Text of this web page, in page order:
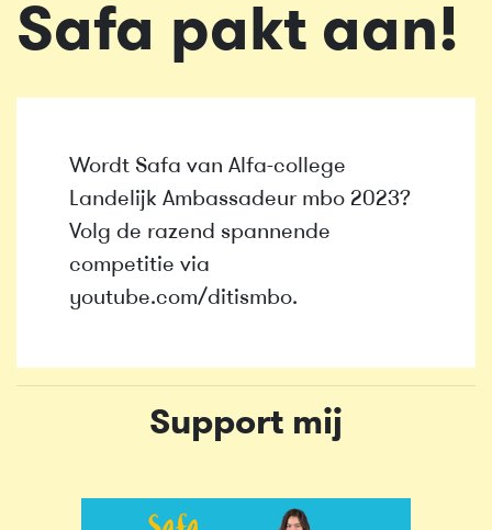
Safa pakt aan!
Wordt Safa van Alfa-college
Landelijk Ambassadeur mbo 2023?
Volg de razend spannende
competitie via
youtube.com/ditismbo.
Support mij